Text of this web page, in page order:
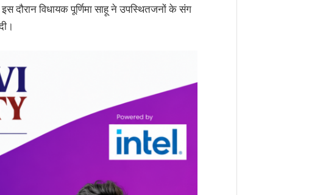
इस दौरान विधायक पूर्णिमा साहू ने उपस्थितजनों के संग